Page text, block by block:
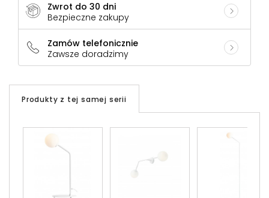
Zwrot do 30 dni
Bezpieczne zakupy
Zamów telefonicznie
Zawsze doradzimy
Produkty z tej samej serii